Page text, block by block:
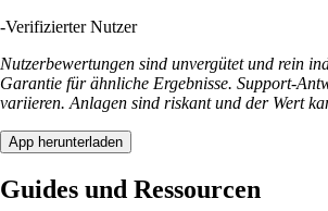
-Verifizierter Nutzer
Nutzerbewertungen sind unvergütet und rein
Garantie für ähnliche Ergebnisse. Support-
variieren. Anlagen sind riskant und der Wert
App herunterladen
Guides und Ressourcen